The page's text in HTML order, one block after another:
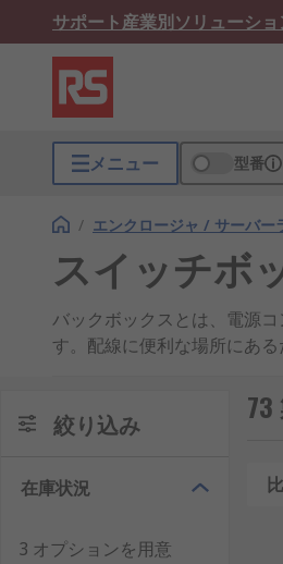
サポート産業別ソリューショ
メニュー 型番
/ エンクロージャ / サーバー
スイッチボ
バックボックスとは、電源
す。配線に便利な場所にあ
絞り込み
在庫状況
3 オプションを用意